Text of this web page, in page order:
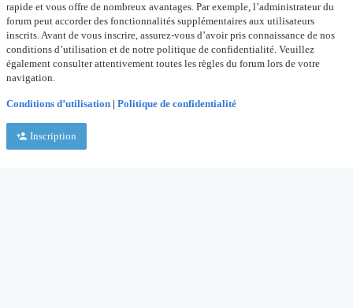
rapide et vous offre de nombreux avantages. Par exemple, l’administrateur du
forum peut accorder des fonctionnalités supplémentaires aux utilisateurs
inscrits. Avant de vous inscrire, assurez-vous d’avoir pris connaissance de nos
conditions d’utilisation et de notre politique de confidentialité. Veuillez
également consulter attentivement toutes les règles du forum lors de votre
navigation.
Conditions d’utilisation | Politique de confidentialité
Inscription